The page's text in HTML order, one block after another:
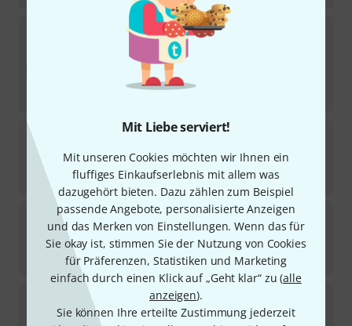
Mit Liebe serviert!
Mit unseren Cookies möchten wir Ihnen ein
fluffiges Einkaufserlebnis mit allem was
dazugehört bieten. Dazu zählen zum Beispiel
passende Angebote, personalisierte Anzeigen
und das Merken von Einstellungen. Wenn das für
Sie okay ist, stimmen Sie der Nutzung von Cookies
für Präferenzen, Statistiken und Marketing
einfach durch einen Klick auf „Geht klar“ zu (alle
anzeigen).
Sie können Ihre erteilte Zustimmung jederzeit
Radial EngineeringJ+4
16
Sofort lieferbar
UVP:369
Radial EngineeringPower-1
Sofort lieferbar
159 €
Radial EngineeringProMS2
20
Sofort lieferbar
185€
Radial EngineeringJS 3
15